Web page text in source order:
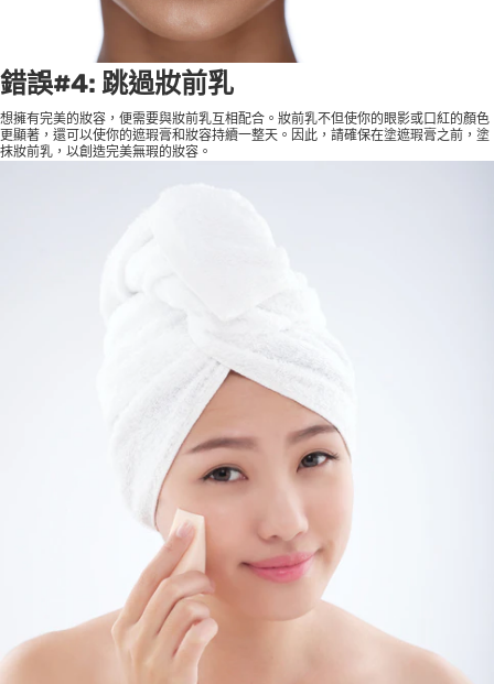
錯誤#4: 跳過妝前乳
想擁有完美的妝容，便需要與妝前乳互相配合。妝前乳不但使你的眼影或口紅的顏色
更顯著，還可以使你的遮瑕膏和妝容持續一整天。因此，請確保在塗遮瑕膏之前，塗
抹妝前乳，以創造完美無瑕的妝容。